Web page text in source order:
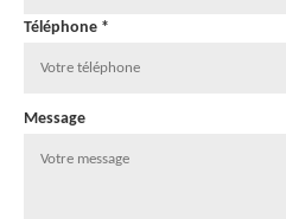
Téléphone *
Message